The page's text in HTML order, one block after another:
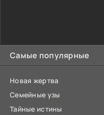
Самые популярные
Новая жертва
Семейные узы
Тайные истины